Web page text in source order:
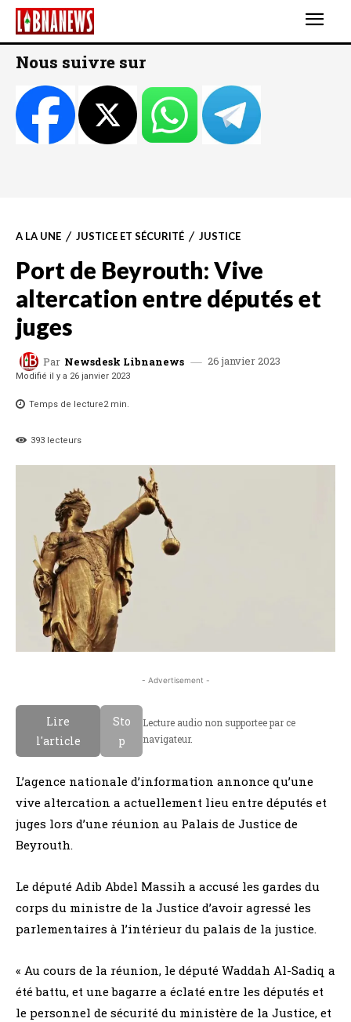
Nous suivre sur
A LA UNE JUSTICE ET SÉCURITÉ JUSTICE
Port de Beyrouth: Vive
altercation entre députés et
juges
Par Newsdesk Libnanews 26 janvier 2023
Modifié il y a 26 janvier 2023
Temps de lecture2min.
393 lecteurs
- Advertisement -
Lire
l'article
Sto
p
Lecture audio non supportee par ce
navigateur.
L’agence nationale d’information annonce qu’une
vive altercation a actuellement lieu entre députés et
juges lors d’une réunion au Palais de Justice de
Beyrouth.
Le député Adib Abdel Massih a accusé les gardes du
corps du ministre de la Justice d’avoir agressé les
parlementaires à l’intérieur du palais de la justice.
« Au cours de la réunion, le député Waddah Al-Sadiq a
été battu, et une bagarre a éclaté entre les députés et
le personnel de sécurité du ministère de la Justice, et